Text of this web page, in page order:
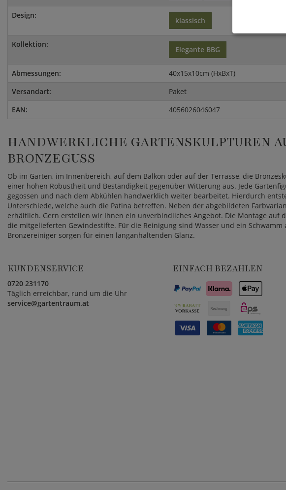
Design:
klassisch
Kollektion:
Elegante BBG
Abmessungen:
40x15x10cm (HxBxT)
Versandart:
Paket
EAN:
4056026046047
HANDWERKLICHE GARTENSKULPTUREN
BRONZEGUSS
Ob im Garten, im Innenbereich, auf dem Balkon oder auf der Terrasse, die
einer hohen Robustheit und Beständigkeit gegenüber Witterung aus. Jede
gegossen und nach dem Abkühlen handwerklich weiter bearbeitet. Hierdurch
Unterschiede, welche auch die Patina betreffen. Neben der abgebildeten
erhältlich. Gern erstellen wir Ihnen ein unverbindliches Angebot. Die Montage auf
die mitgelieferten Gewindestifte. Für die Reinigung sind Wasser und ein Schwamm
Bronzereiniger sorgen für einen langanhaltenden Glanz.
KUNDENSERVICE
0720 231170
Täglich erreichbar, rund um die Uhr
service@gartentraum.at
EINFACH BEZAHLEN